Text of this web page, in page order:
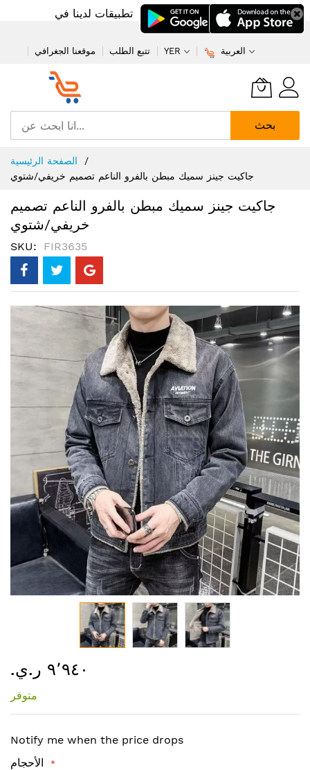
تطبيقات لدينا في
موقعنا الجغرافي تتبع الطلب YER العربية
بحث
إلى
المحتوى
الصفحة الرئيسية
جاكيت جينز سميك مبطن بالفرو الناعم تصميم خريفي/شتوي
جاكيت جينز سميك مبطن بالفرو الناعم تصميم
خريفي/شتوي
SKU FIR3635
إلى
معرض
الصور
إلى
معرض
الصور
٩٬٩٤٠ ر.ي.‏
متوفر
Notify me when the price drops
الأحجام